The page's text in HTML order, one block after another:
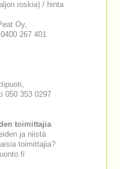
roskia) / hinta
Oy,
267 401
050 353 0297
toimittajia
ja niistä
toimittajia?